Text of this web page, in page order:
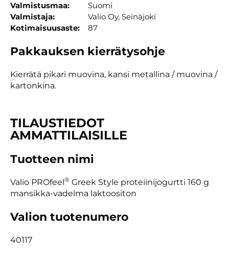
Valmistusmaa
Suomi
Valmistaja
Valio Oy, Seinäjoki
Kotimaisuusaste
87
Pakkauksen kierrätysohje
Kierrätä pikari muovina, kansi metallina / muovina /
kartonkina.
TILAUSTIEDOT
AMMATTILAISILLE
Tuotteen nimi
Valio PROfeel® Greek Style proteiinijogurtti 160 g
mansikka-vadelma laktoositon
Valion tuotenumero
40117